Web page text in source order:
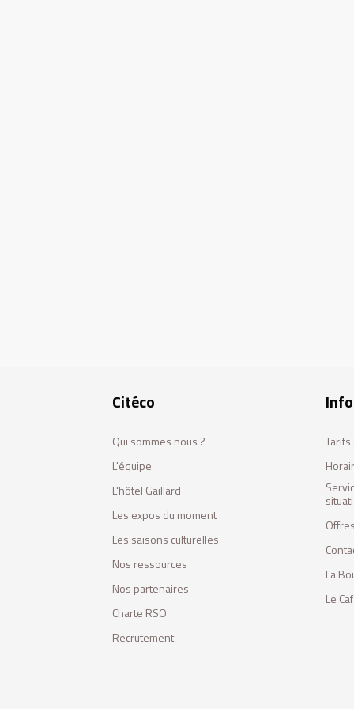
Citéco
Qui sommes nous ?
L'équipe
L'hôtel Gaillard
Les expos du moment
Les saisons culturelles
Nos ressources
Nos partenaires
Charte RSO
Recrutement
La
Le